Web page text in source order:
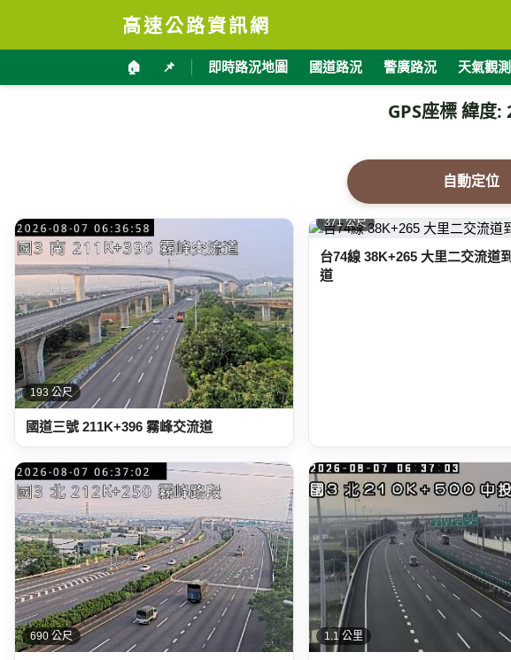
高速公路資訊網
🏠 📌 即時路況地圖 國道路況 警廣路況 天氣觀測
GPS座標 緯度
自動定位
193 公尺
國道三號 211K+396 霧峰交流道
371 公尺
台74線 38K+265 大里二交流道
道
690 公尺 1.1 公里